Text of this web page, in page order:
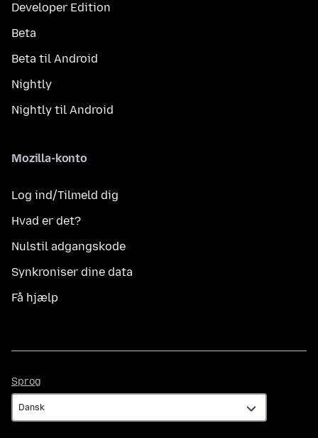
Developer Edition
Beta
Beta til Android
Nightly
Nightly til Android
Mozilla-konto
Log ind/Tilmeld dig
Hvad er det?
Nulstil adgangskode
Synkroniser dine data
Få hjælp
Sprog